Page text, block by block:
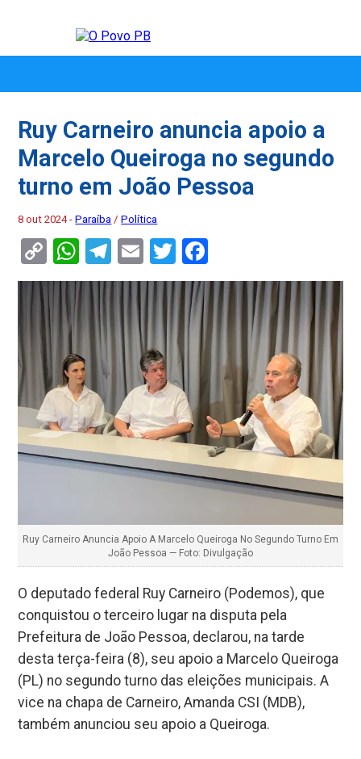
Ruy Carneiro anuncia apoio a
Marcelo Queiroga no segundo
turno em João Pessoa
8 out 2024 -Paraíba /Política
Copy
Link
WhatsApp
Telegram
EmailTwitter
Ruy Carneiro Anuncia Apoio A Marcelo Queiroga No Segundo Turno Em
João Pessoa — Foto: Divulgação
O deputado federal Ruy Carneiro (Podemos), que
conquistou o terceiro lugar na disputa pela
Prefeitura de João Pessoa, declarou, na tarde
desta terça-feira (8), seu apoio a Marcelo Queiroga
(PL) no segundo turno das eleições municipais. A
vice na chapa de Carneiro, Amanda CSI (MDB),
também anunciou seu apoio a Queiroga.